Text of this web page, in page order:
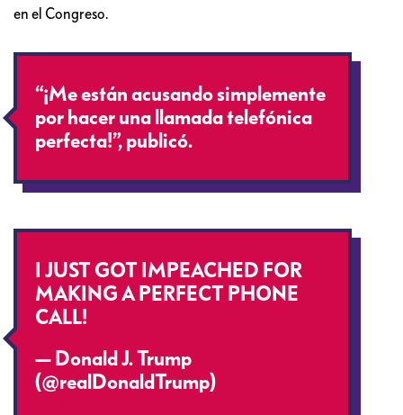
en el Congreso.
“¡Me están acusando simplemente
por hacer una llamada telefónica
perfecta!”, publicó.
I JUST GOT IMPEACHED FOR
MAKING A PERFECT PHONE
CALL!
— Donald J. Trump
(@realDonaldTrump)